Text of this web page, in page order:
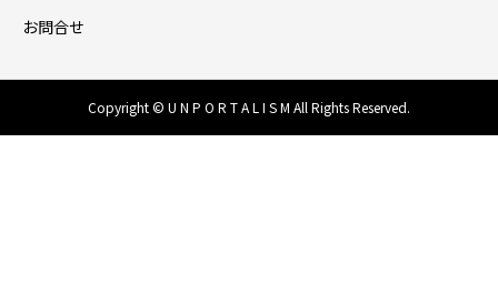
お問合せ
Copyright © U N P O R T A L I S M All Rights Reserved.